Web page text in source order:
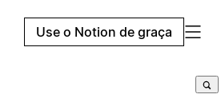
Use o Notion de graça